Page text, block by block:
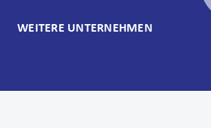
WEITERE UNTERNEHMEN